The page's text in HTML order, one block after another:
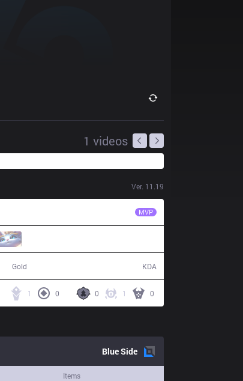
1 videos
Ver. 11.19
MVP
Gold KDA
0 1 0
1 0
BlueSide
Items